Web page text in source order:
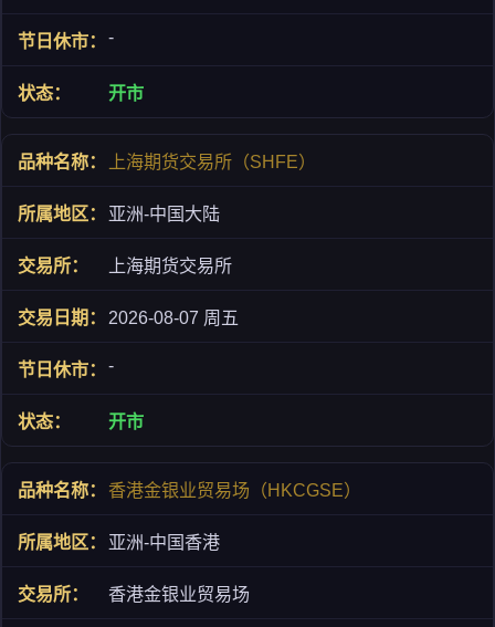
-
开市
上海期货交易所（SHFE）
亚洲-中国大陆
上海期货交易所
2026-08-07 周五
-
开市
香港金银业贸易场（HKCGSE）
亚洲-中国香港
香港金银业贸易场